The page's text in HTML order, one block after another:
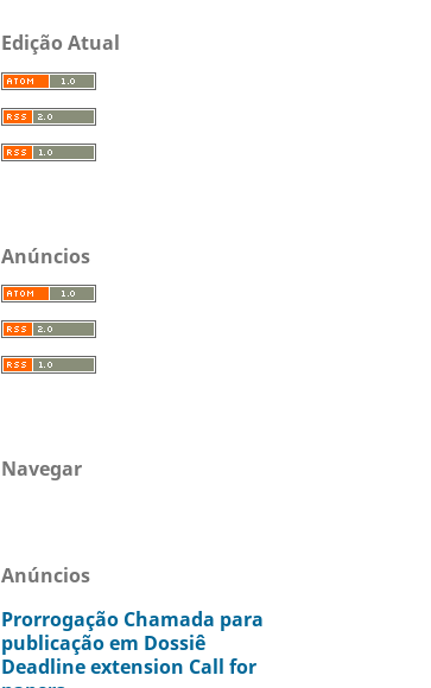
Edição Atual
Anúncios
Navegar
Anúncios
Prorrogação Chamada para
publicação em Dossiê
Deadline extension Call for